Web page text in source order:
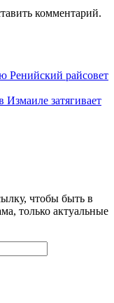
комментарий.
Ренийский райсовет
затягивает
чтобы быть в
только актуальные